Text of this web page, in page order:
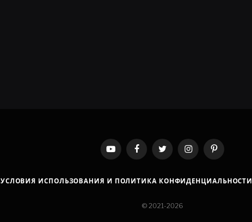
YouTubeFacebookTwitter InstagramPinterest
УСЛОВИЯ ИСПОЛЬЗОВАНИЯ И ПОЛИТИКА КОНФИДЕНЦИАЛЬНОСТИ
© 2021-2026